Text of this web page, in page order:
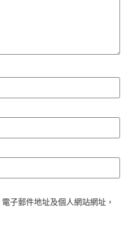
子郵件地址及個人網站網址，